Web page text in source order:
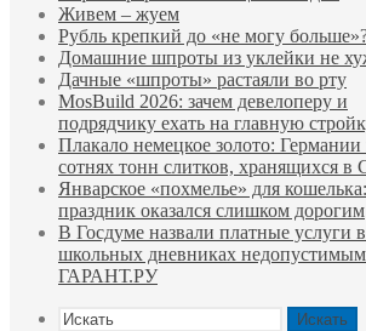
Живем – жуем
Рубль крепкий до «не могу
Домашние шпроты из уклейки не
Дачные «шпроты» растаяли во рту
MosBuild 2026: зачем девелоперу и
подрядчиĸу ехать на главную
Плакало немецкое золото: Германии
сотнях тонн слитков, хранящихся
Январское «похмелье» для
праздник оказался слишком дорогим
В Госдуме назвали платные услуги
школьных дневниках
ГАРАНТ.РУ
Искать